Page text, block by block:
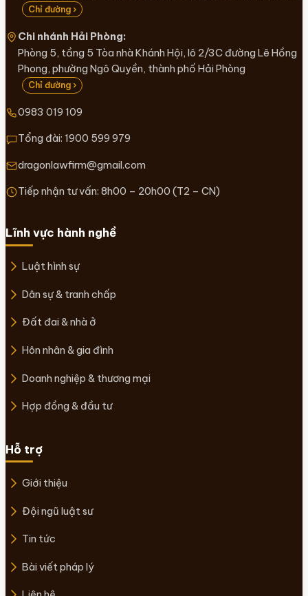
Chỉ đường ›
Chi nhánh Hải Phòng:
Phòng 5, tầng 5 Tòa nhà Khánh Hội, lô 2/3C đường Lê Hồng
Phong, phường Ngô Quyền, thành phố Hải Phòng
Chỉ đường ›
0983 019 109
Tổng đài: 1900 599 979
dragonlawfirm@gmail.com
Tiếp nhận tư vấn: 8h00 – 20h00 (T2 – CN)
Lĩnh vực hành nghề
Luật hình sự
Dân sự & tranh chấp
Đất đai & nhà ở
Hôn nhân & gia đình
Doanh nghiệp & thương mại
Hợp đồng & đầu tư
Hỗ trợ
Giới thiệu
Đội ngũ luật sư
Tin tức
Bài viết pháp lý